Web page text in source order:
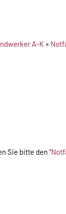
A-K»
Sie bitte den "